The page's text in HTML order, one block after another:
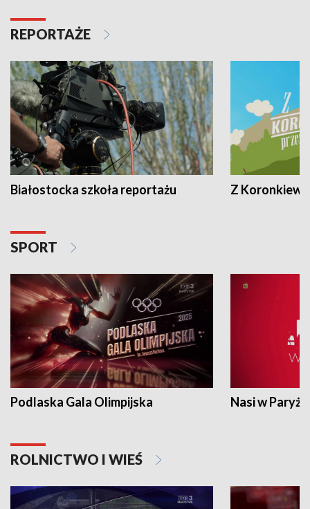
REPORTAŻE
Białostocka szkoła reportażu Z
SPORT
Podlaska Gala Olimpijska Nasi w Paryżu
ROLNICTWO I WIEŚ